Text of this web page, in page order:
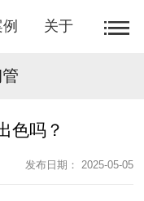
关于
色吗？
发布日期： 2025-05-05